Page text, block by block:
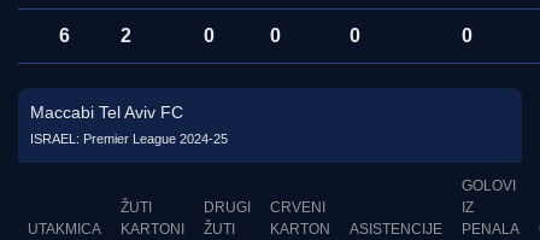
6 2 0 0 0 0
Maccabi Tel Aviv FC
ISRAEL: Premier League 2024-25
UTAKMICA
ŽUTI
KARTONI
DRUGI
ŽUTI
CRVENI
KARTON
ASISTENCIJE
GOLOVI
IZ
PENALA